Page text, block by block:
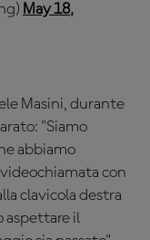
May 18,
Masini, durante
"Siamo
abbiamo
con
clavicola destra
aspettare il